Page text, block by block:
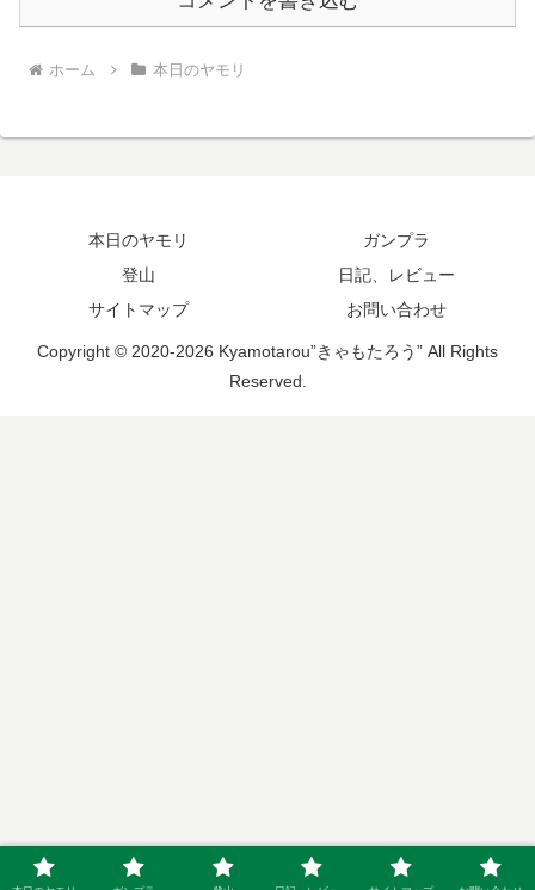
ホーム 本日のヤモリ
本日のヤモリ
ガンプラ
登山
日記、レビュー
サイトマップ
お問い合わせ
Copyright © 2020-2026 Kyamotarou”きゃもたろう” All Rights
Reserved.